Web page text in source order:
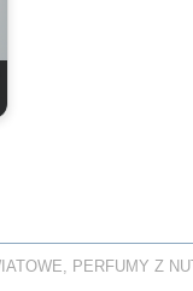
, PERFUMY Z